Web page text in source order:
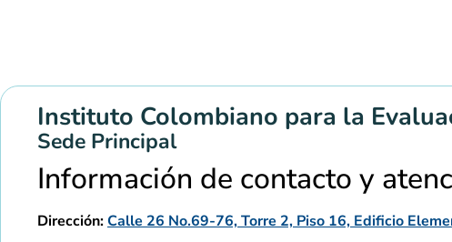
Instituto Colombiano para la
Sede Principal
Información de contacto y
Dirección:Calle 26 No.69-76, Torre 2, Piso 16, Edificio